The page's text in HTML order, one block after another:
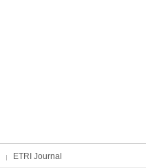
ETRI Journal